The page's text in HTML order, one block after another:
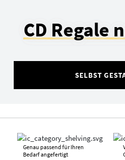
CD Regale
SELBST
Genau passend für Ihren
Bedarf angefertigt